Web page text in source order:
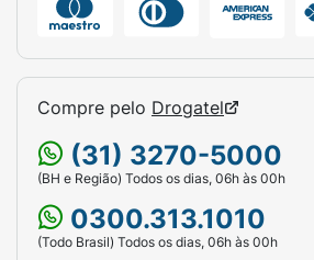
Compre pelo Drogatel
(31) 3270-5000
(BH e Região) Todos os dias, 06h às 00h
0300.313.1010
(Todo Brasil) Todos os dias, 06h às 00h